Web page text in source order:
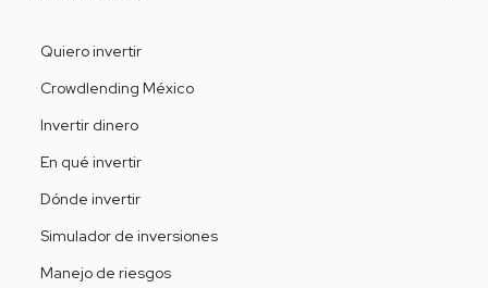
Quiero invertir
Crowdlending México
Invertir dinero
En qué invertir
Dónde invertir
Simulador de inversiones
Manejo de riesgos